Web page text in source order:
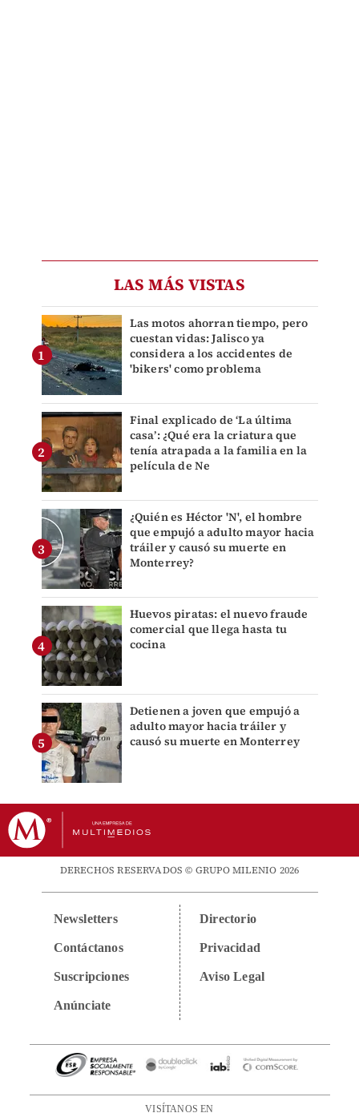
LAS MÁS VISTAS
Las motos ahorran tiempo, pero
cuestan vidas: Jalisco ya
considera a los accidentes de
'bikers' como problema
Final explicado de ‘La última
casa’: ¿Qué era la criatura que
tenía atrapada a la familia en la
película de Ne
¿Quién es Héctor 'N', el hombre
que empujó a adulto mayor hacia
tráiler y causó su muerte en
Monterrey?
Huevos piratas: el nuevo fraude
comercial que llega hasta tu
cocina
Detienen a joven que empujó a
adulto mayor hacia tráiler y
causó su muerte en Monterrey
DERECHOS RESERVADOS © GRUPO MILENIO 2026
Newsletters
Contáctanos
Suscripciones
Anúnciate
Directorio
Privacidad
Aviso Legal
VISÍTANOS EN